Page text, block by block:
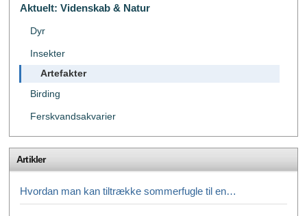
Aktuelt: Videnskab & Natur
Dyr
Insekter
Artefakter
Birding
Ferskvandsakvarier
Artikler
Hvordan man kan tiltrække sommerfugle til en…